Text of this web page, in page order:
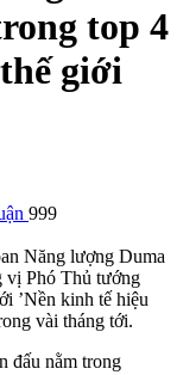
top 4
giới
999
Năng lượng Duma
vị Phó Thủ tướng
’Nền kinh tế hiệu
vài tháng tới.